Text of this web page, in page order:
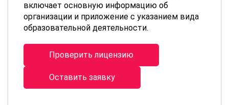
включает основную информацию об
организации и приложение с указанием вида
образовательной деятельности.
Проверить лицензию
Оставить заявку